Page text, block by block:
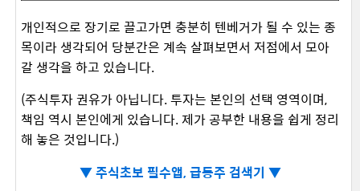
개인적으로 장기로 끌고가면 충분히 텐베거가 될 수 있는 종
목이라 생각되어 당분간은 계속 살펴보면서 저점에서 모아
갈 생각을 하고 있습니다.
(주식투자 권유가 아닙니다. 투자는 본인의 선택 영역이며,
책임 역시 본인에게 있습니다. 제가 공부한 내용을 쉽게 정리
해 놓은 것입니다.)
▼주식초보 필수앱, 급등주 검색기 ▼